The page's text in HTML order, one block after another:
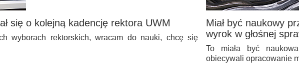
się o kolejną kadencję rektora UWM
wyborach rektorskich, wracam do nauki, chcę się
Miał być naukowy
wyrok w głośnej
To miała być
obiecywali opracowanie